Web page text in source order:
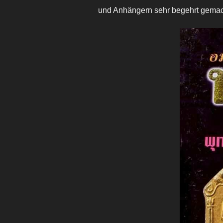
und Anhängern sehr begehrt